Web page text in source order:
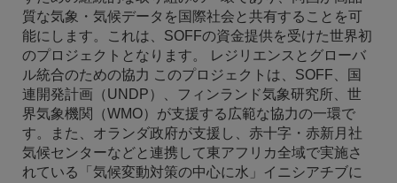
質な気象・気候データを国際社会と共有することを可
能にします。これは、SOFFの資金提供を受けた世界初
のプロジェクトとなります。 レジリエンスとグローバ
ル統合のための協力 このプロジェクトは、SOFF、国
連開発計画（UNDP）、フィンランド気象研究所、世
界気象機関（WMO）が支援する広範な協力の一環で
す。また、オランダ政府が支援し、赤十字・赤新月社
気候センターなどと連携して東アフリカ全域で実施さ
れている「気候変動対策の中心に水」イニシアチブに